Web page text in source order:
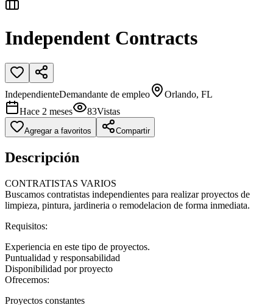
Independent Contracts
IndependienteDemandante de empleo
Orlando, FL
Hace 2 meses
83Vistas
Agregar a favoritos Compartir
Descripción
CONTRATISTAS VARIOS
Buscamos contratistas independientes para realizar proyectos de
limpieza, pintura, jardineria o remodelacion de forma inmediata.
Requisitos:
Experiencia en este tipo de proyectos.
Puntualidad y responsabilidad
Disponibilidad por proyecto
Ofrecemos:
Proyectos constantes